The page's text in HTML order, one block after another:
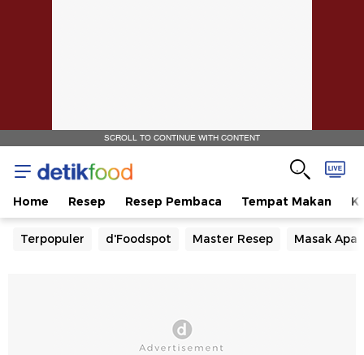
SCROLL TO CONTINUE WITH CONTENT
Home Resep Resep Pembaca Tempat Makan
Terpopuler d'Foodspot Master Resep Masak Apa